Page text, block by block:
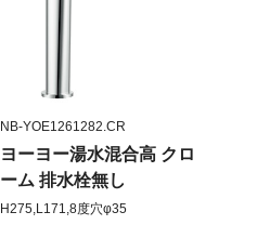
NB-YOE1261282.CR
ヨーヨー湯水混合高 クロ
ーム 排水栓無し
H275,L171,8度穴φ35